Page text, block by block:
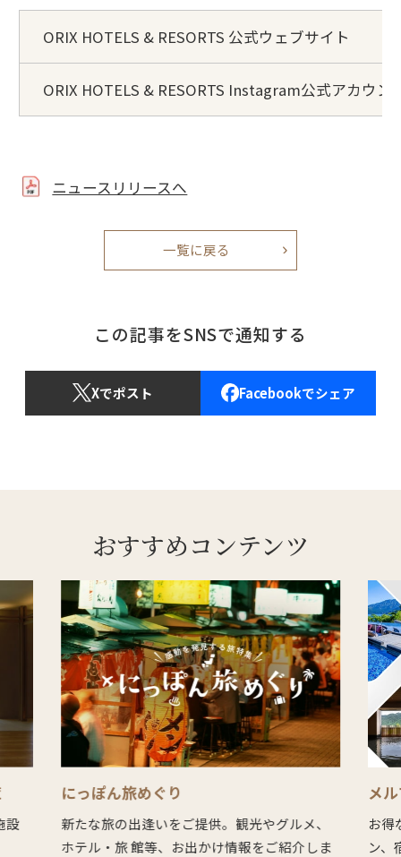
ORIX HOTELS & RESORTS 公式ウェブサイト
ORIX HOTELS & RESORTS Instagram公式アカウン
ニュースリリースへ
一覧に戻る
この記事をSNSで通知する
Xでポスト Facebookでシェア
おすすめコンテンツ
設
にっぽん旅めぐり
新たな旅の出逢いをご提供。観光やグルメ、
ホテル・旅 館等、お出かけ情報をご紹介しま
メ
お得
ン、